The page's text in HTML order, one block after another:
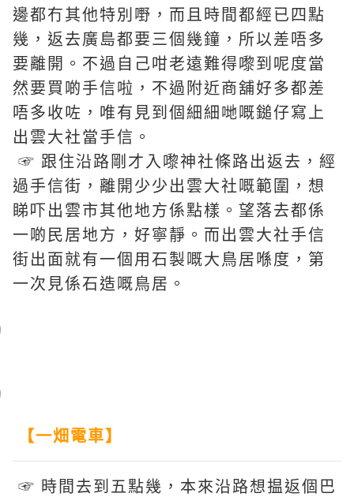
邊都冇其他特別嘢，而且時間都經已四點
幾，返去廣島都要三個幾鐘，所以差唔多
要離開。不過自己咁老遠難得嚟到呢度當
然要買啲手信啦，不過附近商舖好多都差
唔多收咗，唯有見到個細細哋嘅鎚仔寫上
出雲大社當手信。
☞ 跟住沿路剛才入嚟神社條路出返去，經
過手信街，離開少少出雲大社嘅範圍，想
睇吓出雲市其他地方係點樣。望落去都係
一啲民居地方，好寧靜。而出雲大社手信
街出面就有一個用石製嘅大鳥居喺度，第
一次見係石造嘅鳥居。
【一畑電車】
☞ 時間去到五點幾，本來沿路想揾返個巴